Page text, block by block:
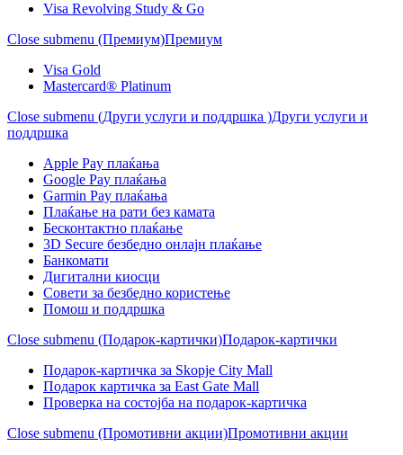
Visa Revolving Study & Go
Close submenu (Премиум)Премиум
Visa Gold
Mastercard® Platinum
Close submenu (Други услуги и поддршка )Други услуги и
поддршка
Apple Pay плаќања
Google Pay плаќања
Garmin Pay плаќања
Плаќање на рати без камата
Бесконтактно плаќање
3D Secure безбедно онлајн плаќање
Банкомати
Дигитални киосци
Совети за безбедно користење
Помош и поддршка
Close submenu (Подарок-картички)Подарок-картички
Подарок-картичка за Skopje City Mall
Подарок картичка за East Gate Mall
Проверка на состојба на подарок-картичка
Close submenu (Промотивни акции)Промотивни акции